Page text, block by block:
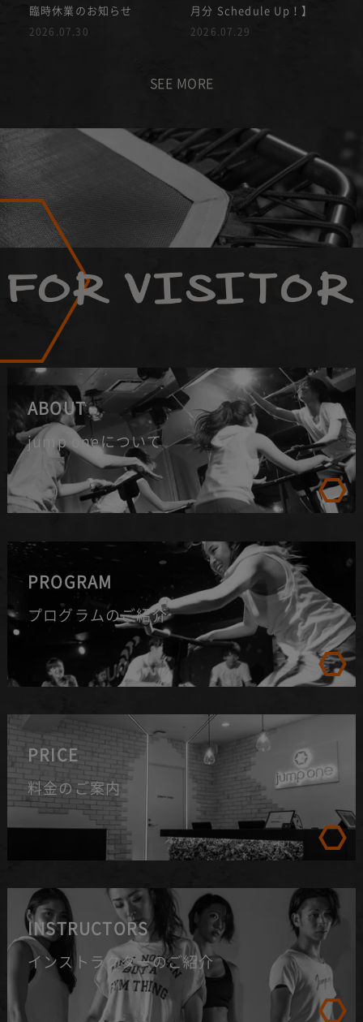
臨時休業のお知らせ
2026.07.30
月分 Schedule Up！】
2026.07.29
SEE MORE
ABOUT
jump oneについて
PROGRAM
プログラムのご紹介
PRICE
料金のご案内
INSTRUCTORS
インストラクターのご紹介